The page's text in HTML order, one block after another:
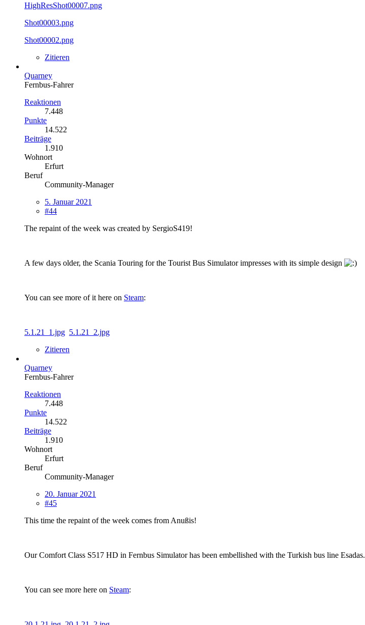
HighResShot00007.png
Shot00003.png
Shot00002.png
Zitieren
Quarney
Fernbus-Fahrer
Reaktionen
7.448
Punkte
14.522
Beiträge
1.910
Wohnort
Erfurt
Beruf
Community-Manager
5. Januar 2021
#44
The repaint of the week was created by SergioS419!
A few days older, the Scania Touring for the Tourist Bus Simulator impresses with its simple design
You can see more of it here on Steam:
5.1.21_1.jpg 5.1.21_2.jpg
Zitieren
Quarney
Fernbus-Fahrer
Reaktionen
7.448
Punkte
14.522
Beiträge
1.910
Wohnort
Erfurt
Beruf
Community-Manager
20. Januar 2021
#45
This time the repaint of the week comes from Anußis!
Our Comfort Class S517 HD in Fernbus Simulator has been embellished with the Turkish bus line Esadas.
You can see more here on Steam: